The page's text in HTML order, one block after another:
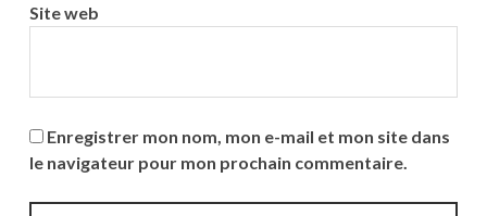
Site web
Enregistrer mon nom, mon e-mail et mon site dans
le navigateur pour mon prochain commentaire.